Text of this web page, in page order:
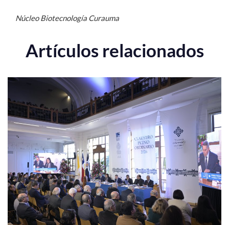
Núcleo Biotecnología Curauma
Artículos relacionados